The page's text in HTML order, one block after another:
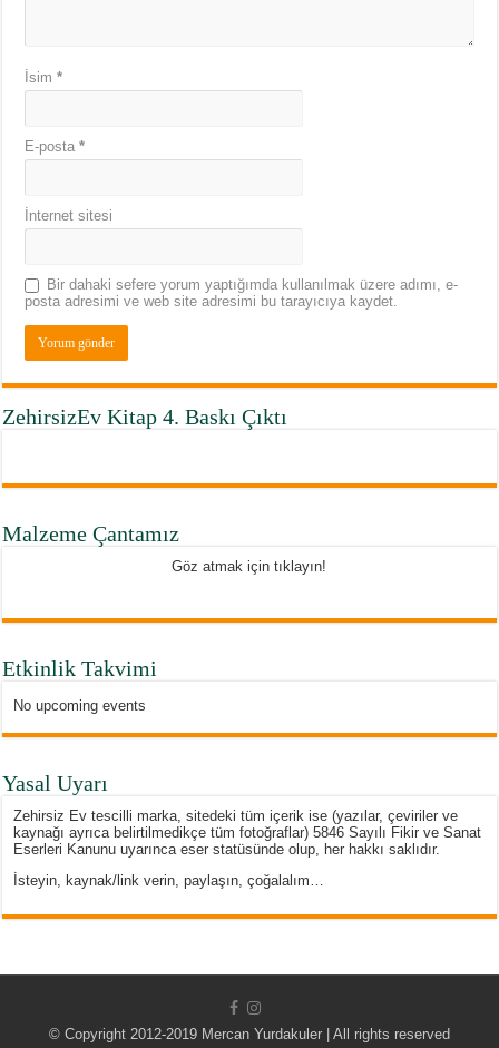
İsim*
E-posta*
İnternet sitesi
Bir dahaki sefere yorum yaptığımda kullanılmak üzere adımı, e-
posta adresimi ve web site adresimi bu tarayıcıya kaydet.
ZehirsizEv Kitap 4. Baskı Çıktı
Malzeme Çantamız
Göz atmak için tıklayın!
Etkinlik Takvimi
No upcoming events
Yasal Uyarı
Zehirsiz Ev tescilli marka, sitedeki tüm içerik ise (yazılar, çeviriler ve
kaynağı ayrıca belirtilmedikçe tüm fotoğraflar) 5846 Sayılı Fikir ve Sanat
Eserleri Kanunu uyarınca eser statüsünde olup, her hakkı saklıdır.
İsteyin, kaynak/link verin, paylaşın, çoğalalım…
© Copyright 2012-2019 Mercan Yurdakuler | All rights reserved